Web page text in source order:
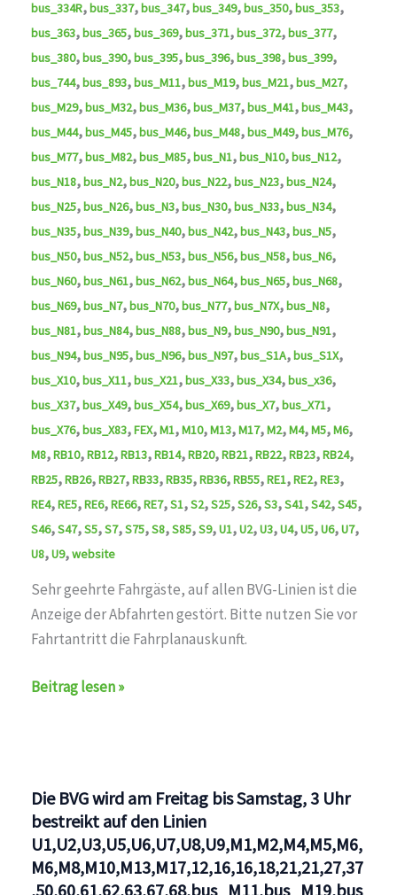
bus_334R,bus_337,bus_347,bus_349,bus_350,bus_353,
bus_363,bus_365,bus_369,bus_371,bus_372,bus_377,
bus_380,bus_390,bus_395,bus_396,bus_398,bus_399,
bus_744,bus_893,bus_M11,bus_M19,bus_M21,bus_M27,
bus_M29,bus_M32,bus_M36,bus_M37,bus_M41,bus_M43,
bus_M44,bus_M45,bus_M46,bus_M48,bus_M49,bus_M76,
bus_M77,bus_M82,bus_M85,bus_N1,bus_N10,bus_N12,
bus_N18,bus_N2,bus_N20,bus_N22,bus_N23,bus_N24,
bus_N25,bus_N26,bus_N3,bus_N30,bus_N33,bus_N34,
bus_N35,bus_N39,bus_N40,bus_N42,bus_N43,bus_N5,
bus_N50,bus_N52,bus_N53,bus_N56,bus_N58,bus_N6,
bus_N60,bus_N61,bus_N62,bus_N64,bus_N65,bus_N68,
bus_N69,bus_N7,bus_N70,bus_N77,bus_N7X,bus_N8,
bus_N81,bus_N84,bus_N88,bus_N9,bus_N90,bus_N91,
bus_N94,bus_N95,bus_N96,bus_N97,bus_S1A,bus_S1X,
bus_X10,bus_X11,bus_X21,bus_X33,bus_X34,bus_x36,
bus_X37,bus_X49,bus_X54,bus_X69,bus_X7,bus_X71,
bus_X76,bus_X83,FEX,M1,M10,M13,M17,M2,M4,M5,M6,
M8,RB10,RB12,RB13,RB14,RB20,RB21,RB22,RB23,RB24,
RB25,RB26,RB27,RB33,RB35,RB36,RB55,RE1,RE2,RE3,
RE4,RE5,RE6,RE66,RE7,S1,S2,S25,S26,S3,S41,S42,S45,
S46,S47,S5,S7,S75,S8,S85,S9,U1,U2,U3,U4,U5,U6,U7,
U8,U9,website
Sehr geehrte Fahrgäste, auf allen BVG-Linien ist die
Anzeige der Abfahrten gestört. Bitte nutzen Sie vor
Fahrtantritt die Fahrplanauskunft.
Störung
Beitrag lesen »
Die BVG wird am Freitag bis Samstag, 3 Uhr
bestreikt auf den Linien
U1,U2,U3,U5,U6,U7,U8,U9,M1,M2,M4,M5,M6,
M6,M8,M10,M13,M17,12,16,16,18,21,21,27,37
,50,60,61,62,63,67,68,bus_M11,bus_M19,bus